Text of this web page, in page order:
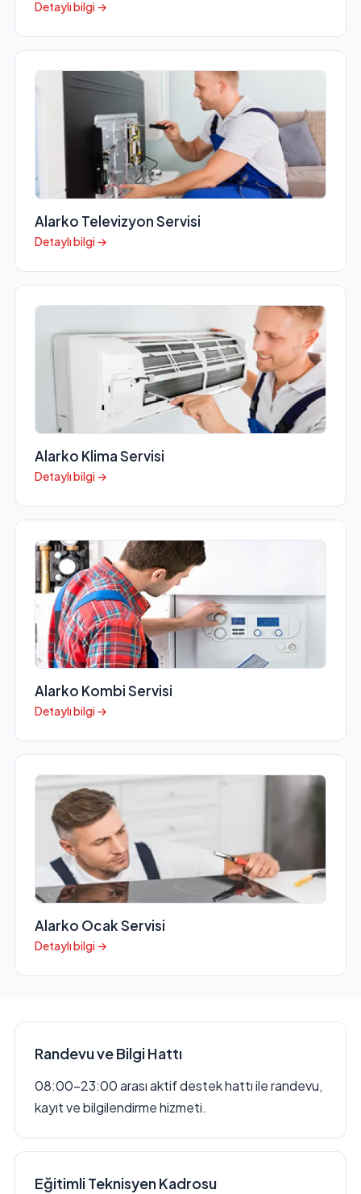
Detaylı bilgi →
Alarko Televizyon Servisi
Detaylı bilgi →
Alarko Klima Servisi
Detaylı bilgi →
Alarko Kombi Servisi
Detaylı bilgi →
Alarko Ocak Servisi
Detaylı bilgi →
Randevu ve Bilgi Hattı
08:00–23:00 arası aktif destek hattı ile randevu,
kayıt ve bilgilendirme hizmeti.
Eğitimli Teknisyen Kadrosu